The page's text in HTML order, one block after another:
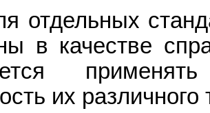
отдельных
в качестве
их различного